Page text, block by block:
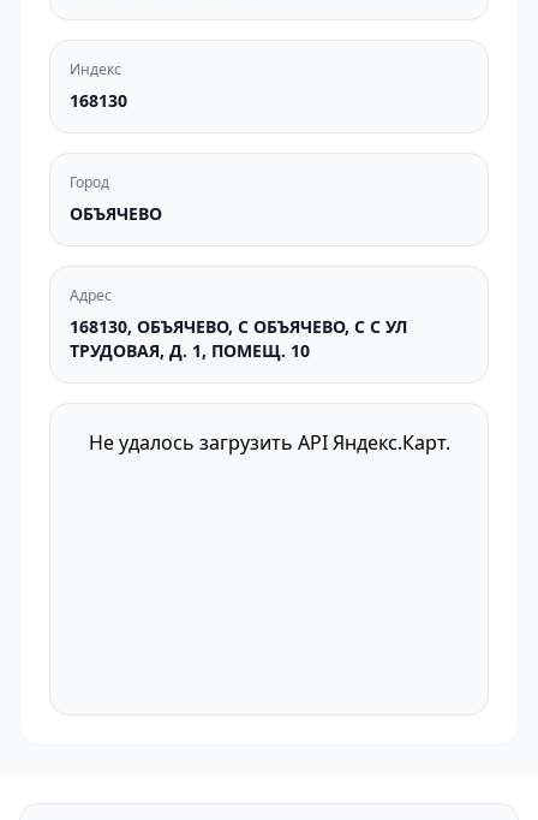
Индекс
168130
Город
ОБЪЯЧЕВО
Адрес
168130, ОБЪЯЧЕВО, С ОБЪЯЧЕВО, С С УЛ
ТРУДОВАЯ, Д. 1, ПОМЕЩ. 10
Не удалось загрузить API Яндекс.Карт.